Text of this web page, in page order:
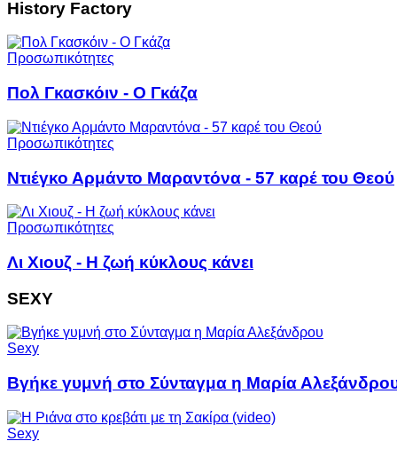
History Factory
Προσωπικότητες
Πολ Γκασκόιν - Ο Γκάζα
Προσωπικότητες
Ντιέγκο Αρμάντο Μαραντόνα - 57 καρέ του Θεού
Προσωπικότητες
Λι Χιουζ - Η ζωή κύκλους κάνει
SEXY
Sexy
Βγήκε γυμνή στο Σύνταγμα η Μαρία
Sexy